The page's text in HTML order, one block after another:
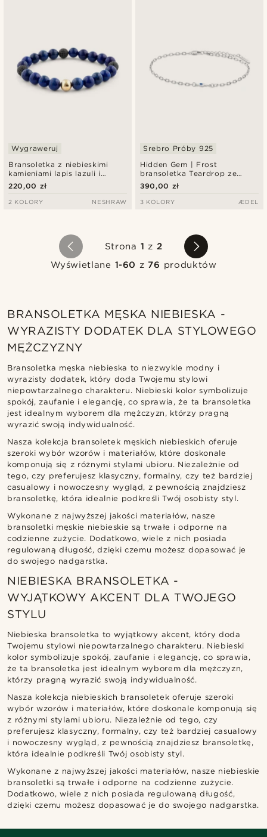
Bransoletka z niebieskimi
kamieniami lapis lazuli i
czarnymi cyrkoniami
Wygraweruj
220,00 zł
2 KOLORY NESHRAW
Hidden Gem | Frost
bransoletka Teardrop ze
srebra próby 925
Srebro Próby 925
390,00 zł
3 KOLORY ÆDEL
Strona 1 z 2
Wyświetlane 1-60 z 76 produktów
BRANSOLETKA MĘSKA NIEBIESKA -
WYRAZISTY DODATEK DLA STYLOWEGO
MĘŻCZYZNY
Bransoletka męska niebieska to niezwykle modny i
wyrazisty dodatek, który doda Twojemu stylowi
niepowtarzalnego charakteru. Niebieski kolor symbolizuje
spokój, zaufanie i elegancję, co sprawia, że ta bransoletka
jest idealnym wyborem dla mężczyzn, którzy pragną
wyrazić swoją indywidualność.
Nasza kolekcja bransoletek męskich niebieskich oferuje
szeroki wybór wzorów i materiałów, które doskonale
komponują się z różnymi stylami ubioru. Niezależnie od
tego, czy preferujesz klasyczny, formalny, czy też bardziej
casualowy i nowoczesny wygląd, z pewnością znajdziesz
bransoletkę, która idealnie podkreśli Twój osobisty styl.
Wykonane z najwyższej jakości materiałów, nasze
bransoletki męskie niebieskie są trwałe i odporne na
codzienne zużycie. Dodatkowo, wiele z nich posiada
regulowaną długość, dzięki czemu możesz dopasować je
do swojego nadgarstka.
NIEBIESKA BRANSOLETKA -
WYJĄTKOWY AKCENT DLA TWOJEGO
STYLU
Niebieska bransoletka to wyjątkowy akcent, który doda
Twojemu stylowi niepowtarzalnego charakteru. Niebieski
kolor symbolizuje spokój, zaufanie i elegancję, co sprawia,
że ta bransoletka jest idealnym wyborem dla mężczyzn,
którzy pragną wyrazić swoją indywidualność.
Nasza kolekcja niebieskich bransoletek oferuje szeroki
wybór wzorów i materiałów, które doskonale komponują się
z różnymi stylami ubioru. Niezależnie od tego, czy
preferujesz klasyczny, formalny, czy też bardziej casualowy
i nowoczesny wygląd, z pewnością znajdziesz bransoletkę,
która idealnie podkreśli Twój osobisty styl.
Wykonane z najwyższej jakości materiałów, nasze niebieskie
bransoletki są trwałe i odporne na codzienne zużycie.
Dodatkowo, wiele z nich posiada regulowaną długość,
dzięki czemu możesz dopasować je do swojego nadgarstka.